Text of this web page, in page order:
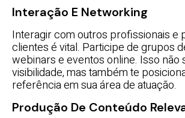
Interação E Networking
Interagir com outros profissionais e
clientes é vital. Participe de grupos
webinars e eventos online. Isso não
visibilidade, mas também te
referência em sua área de atuação.
Produção De Conteúdo